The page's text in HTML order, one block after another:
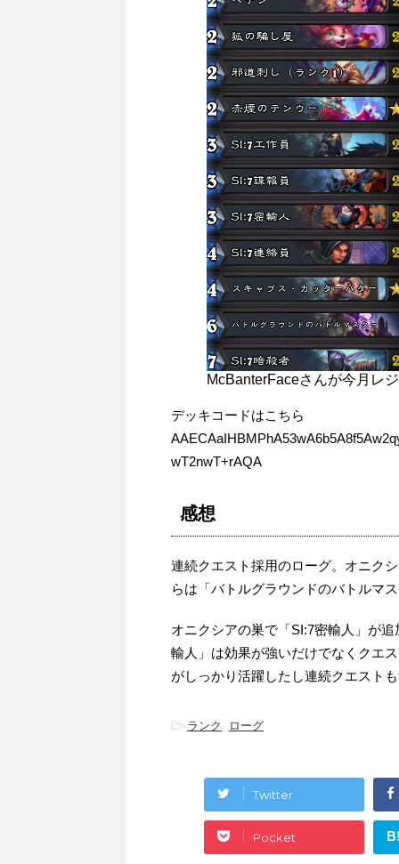
McBanterFaceさんが今月レ
デッキコードはこちら
wT2nwT+rAQA
感想
連続クエスト採用のローグ。オニク
らは「バトルグラウンドのバトルマ
オニクシアの巣で「SI:7密輸人」が
輸人」は効果が強いだけでなくクエ
がしっかり活躍したし連続クエスト
-ランク , ローグ
Twitter
Pocket